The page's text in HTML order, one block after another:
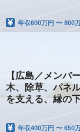
年収600万円 〜 800
【広島／メンバ
木、除草、パネ
を支える、縁の
年収400万円 〜 650